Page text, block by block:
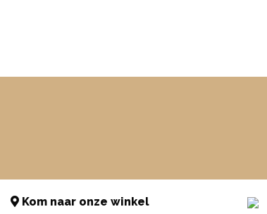
Kom naar onze winkel